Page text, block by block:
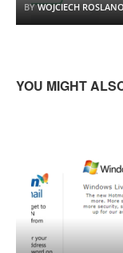
BYWOJCIECH
YOU MIGHT